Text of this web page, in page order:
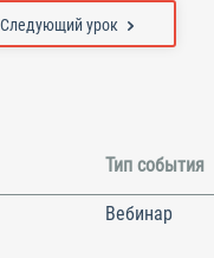
Следующий урок
Тип события
Вебинар